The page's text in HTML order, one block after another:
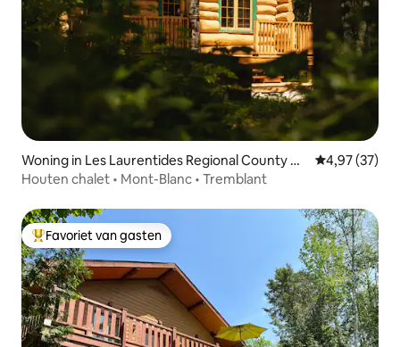
Woning in Les Laurentides Regional County M
unicipality
Gemiddelde
4,97 (37)
Houten chalet • Mont-Blanc • Tremblant
Topfavoriet van gasten
Favoriet van gasten